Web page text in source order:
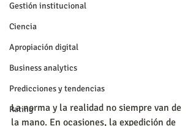
Gestión institucional
Ciencia
Apropiación digital
Business analytics
Predicciones y tendencias
Rating
La norma y la realidad no siempre van de
la mano. En ocasiones, la expedición de